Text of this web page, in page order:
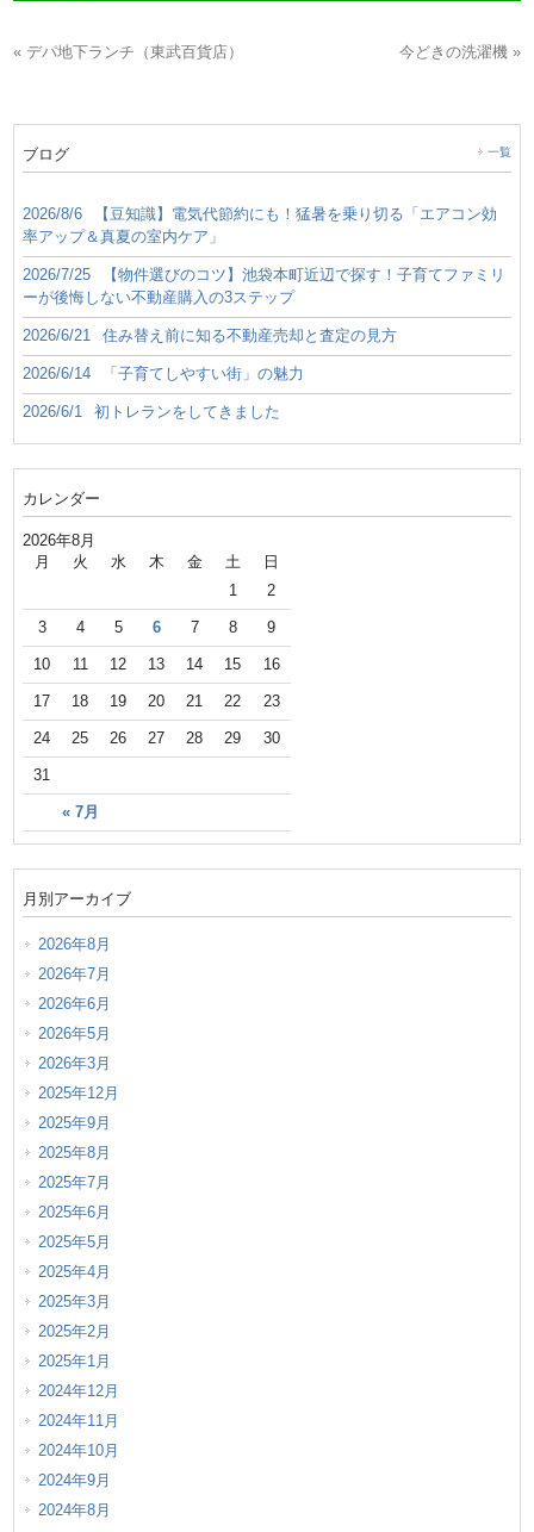
« デパ地下ランチ（東武百貨店） 今どきの洗濯機 »
ブログ 一覧
2026/8/6
【豆知識】電気代節約にも！猛暑を乗り切る「エアコン効
率アップ＆真夏の室内ケア」
2026/7/25
【物件選びのコツ】池袋本町近辺で探す！子育てファミリ
ーが後悔しない不動産購入の3ステップ
2026/6/21 住み替え前に知る不動産売却と査定の見方
2026/6/14 「子育てしやすい街」の魅力
2026/6/1 初トレランをしてきました
カレンダー
2026年8月
月 火 水 木 金 土 日
« 7月
1 2
3 4 5 6 7 8 9
10 11 12 13 14 15 16
17 18 19 20 21 22 23
24 25 26 27 28 29 30
31
月別アーカイブ
2026年8月
2026年7月
2026年6月
2026年5月
2026年3月
2025年12月
2025年9月
2025年8月
2025年7月
2025年6月
2025年5月
2025年4月
2025年3月
2025年2月
2025年1月
2024年12月
2024年11月
2024年10月
2024年9月
2024年8月